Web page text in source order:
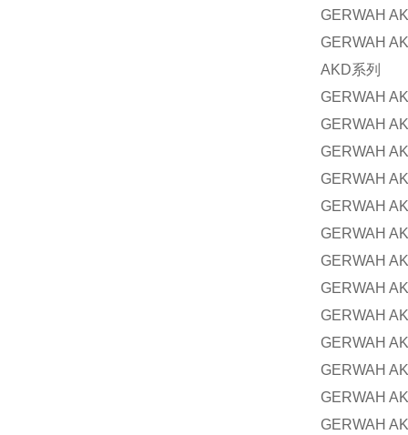
GERWAH
GERWAH
AKD系列
GERWAH
GERWAH
GERWAH
GERWAH
GERWAH
GERWAH
GERWAH
GERWAH
GERWAH
GERWAH
GERWAH
GERWAH
GERWAH